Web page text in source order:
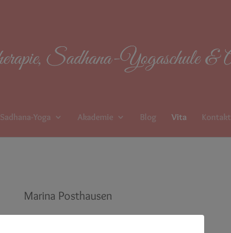
Sadhana-Yoga Akademie Blog Vita Kontakt
Marina Posthausen